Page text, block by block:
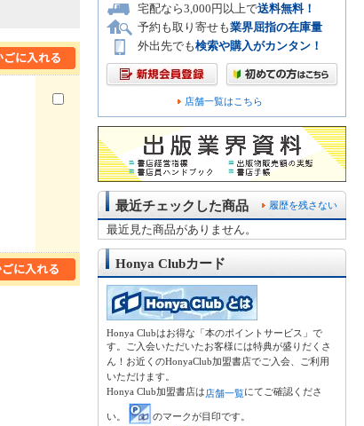
宅配なら3,000円以上で送料無料！
予約も取り寄せも業界屈指の在庫量
外出先でも検索や購入がカンタン！
店舗一覧はこちら
履歴を残さない
最近チェックした商品
最近見た商品がありません。
Honya Clubカード
Honya Clubはお得な「本のポイントサービス」で
す。ご入会いただいたお客様には特典が盛りだくさ
ん！お近くのHonyaClub加盟書店でご入会、ご利用
いただけます。
Honya Club加盟書店は店舗一覧にてご確認くださ
い。
のマークが目印です。